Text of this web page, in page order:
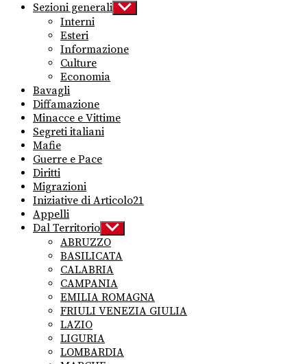
Sezioni generali Show
sub
Interni
Esteri
Informazione
Culture
Economia
Bavagli
Diffamazione
Minacce e Vittime
Segreti italiani
Mafie
Guerre e Pace
Diritti
Migrazioni
Iniziative di Articolo21
Appelli
Dal Territorio Show
sub
menu
ABRUZZO
BASILICATA
CALABRIA
CAMPANIA
EMILIA ROMAGNA
FRIULI VENEZIA GIULIA
LAZIO
LIGURIA
LOMBARDIA